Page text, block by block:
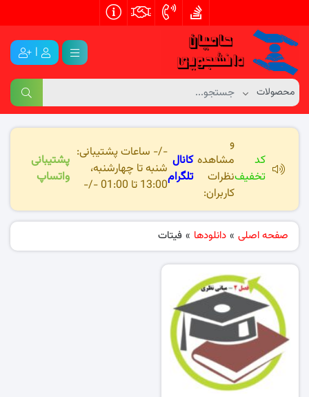
|
کد
تخفیف
و
مشاهده
نظرات
کاربران:
کانال
تلگرام
-/- ساعات پشتیبانی:
شنبه تا چهارشنبه،
13:00 تا 01:00 -/-
پشتیبانی
واتساپ
صفحه اصلی » دانلودها » فیتات